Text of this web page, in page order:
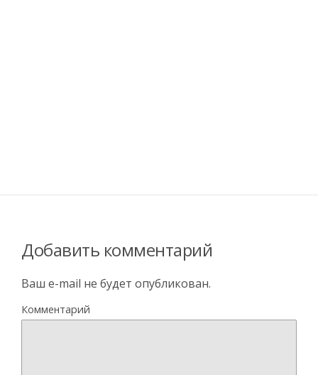
Добавить комментарий
Ваш e-mail не будет опубликован.
Комментарий